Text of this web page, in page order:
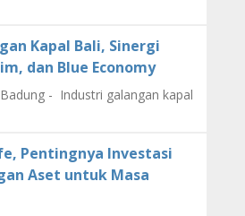
Kapal Bali, Sinergi
dan Blue Economy
- Industri galangan kapal
Pentingnya Investasi
Aset untuk Masa